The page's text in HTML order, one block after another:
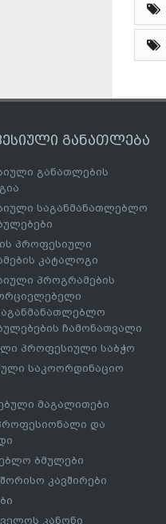
განათლება
განათლების
საგანმანათლებლო
პროფესიული
კატალოგი
პროგრამების
ჩამონათვალი
პროფესიული საბჭო
საკოორდინაციო
მაგალითები
და
ბმულები
კავშირები
კანონი